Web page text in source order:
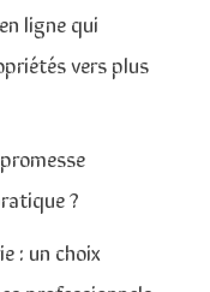
ligne qui
vers plus
?
: un choix